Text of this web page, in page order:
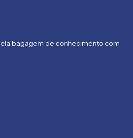
bagagem de conhecimento com